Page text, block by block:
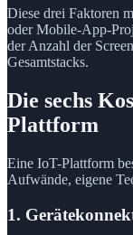
Diese drei Faktoren
oder Mobile-App-
der Anzahl der
Gesamtstacks.
Die sechs
Plattform
Eine IoT-Plattform
Aufwände, eigene
1.